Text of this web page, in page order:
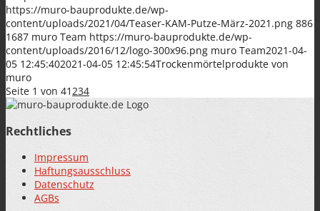
https://muro-bauprodukte.de/wp-
content/uploads/2021/04/Teaser-KAM-Putze-März-2021.png 886
1687 muro Team https://muro-bauprodukte.de/wp-
content/uploads/2016/12/logo-300x96.png muro Team2021-04-
05 12:45:402021-04-05 12:45:54Trockenmörtelprodukte von
muro
Seite 1 von 41234
Rechtliches
Impressum
Haftungsausschluss
Datenschutz
AGBs